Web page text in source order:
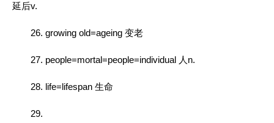
延后v.
26. growing old=ageing 变老
27. people=mortal=people=individual 人n.
28. life=lifespan 生命
29.